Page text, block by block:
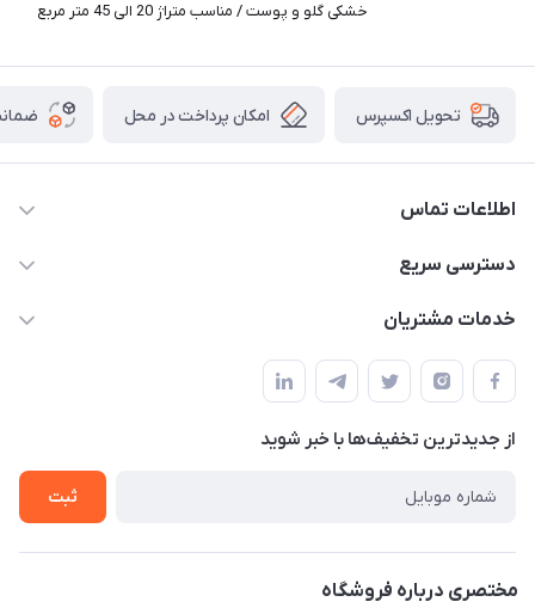
خشکی گلو و پوست / مناسب متراژ 20 الی 45 متر مربع
تحویل اکسپرس امکان پرداخت در محل
اطلاعات تماس
۰۲۱۰۰۰۰۰۰۰۰
دسترسی سریع
حساب کاربری
لیست محصولات
درباره ما
خدمات مشتریان
قوانین و مقررات
حریم خصوصی
راهنما
از جدید‌ترین تخفیف‌ها با‌ خبر شوید
ثبت
مختصری درباره فروشگاه